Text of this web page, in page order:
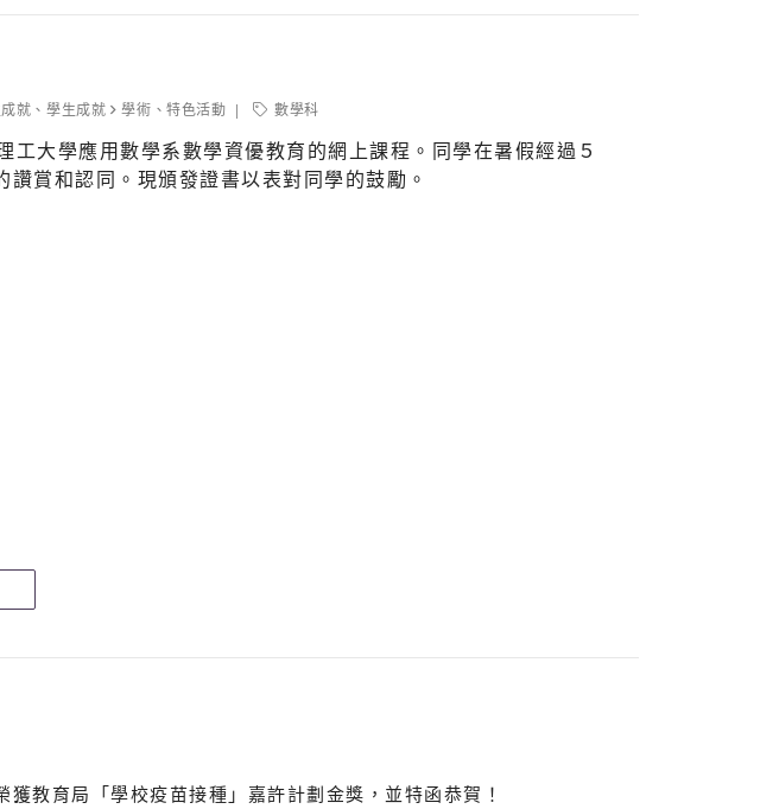
就 、學生成就 學術 、特色活動 數學科
大學應用數學系數學資優教育的網上課程。同學在暑假經過５
賞和認同。現頒發證書以表對同學的鼓勵。
教育局「學校疫苗接種」嘉許計劃金獎，並特函恭賀！